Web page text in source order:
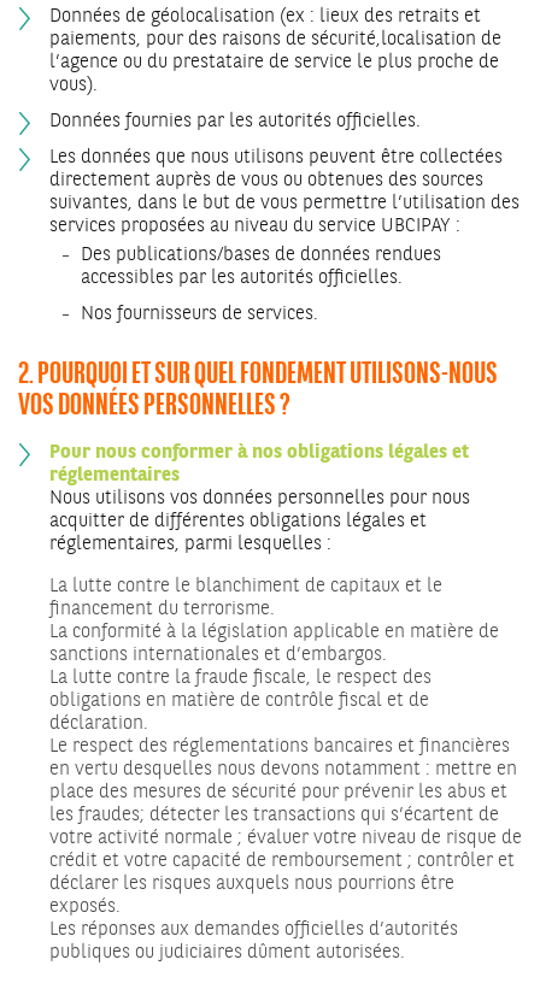
Données de géolocalisation (ex : lieux des retraits et
paiements, pour des raisons de sécurité,localisation de
l’agence ou du prestataire de service le plus proche de
vous).
Données fournies par les autorités officielles.
Les données que nous utilisons peuvent être collectées
directement auprès de vous ou obtenues des sources
suivantes, dans le but de vous permettre l’utilisation des
services proposées au niveau du service UBCIPAY :
Des publications/bases de données rendues
accessibles par les autorités officielles.
Nos fournisseurs de services.
2. POURQUOI ET SUR QUEL FONDEMENT UTILISONS-NOUS
VOS DONNÉES PERSONNELLES ?
Pour nous conformer à nos obligations légales et
réglementaires
Nous utilisons vos données personnelles pour nous
acquitter de différentes obligations légales et
réglementaires, parmi lesquelles :
La lutte contre le blanchiment de capitaux et le
financement du terrorisme.
La conformité à la législation applicable en matière de
sanctions internationales et d’embargos.
La lutte contre la fraude fiscale, le respect des
obligations en matière de contrôle fiscal et de
déclaration.
Le respect des réglementations bancaires et financières
en vertu desquelles nous devons notamment : mettre en
place des mesures de sécurité pour prévenir les abus et
les fraudes; détecter les transactions qui s’écartent de
votre activité normale ; évaluer votre niveau de risque de
crédit et votre capacité de remboursement ; contrôler et
déclarer les risques auxquels nous pourrions être
exposés.
Les réponses aux demandes officielles d’autorités
publiques ou judiciaires dûment autorisées.